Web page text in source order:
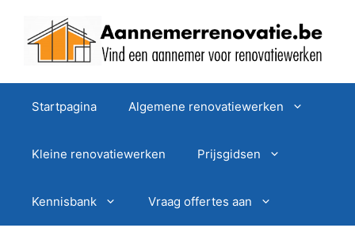
Startpagina Algemene renovatiewerken
Kleine renovatiewerken Prijsgidsen
Kennisbank Vraag offertes aan